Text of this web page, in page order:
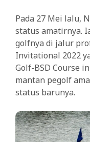
Pada 27 Mei lalu,
status amatirnya.
golfnya di jalur
Invitational 2022
Golf-BSD Course
mantan pegolf
status barunya.